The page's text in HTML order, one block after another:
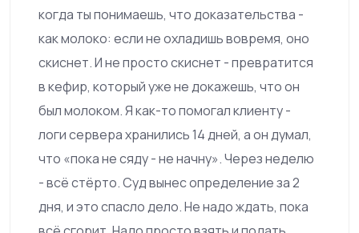
когда ты понимаешь, что доказательства -
как молоко: если не охладишь вовремя, оно
скиснет. И не просто скиснет - превратится
в кефир, который уже не докажешь, что он
был молоком. Я как-то помогал клиенту -
логи сервера хранились 14 дней, а он думал,
что «пока не сяду - не начну». Через неделю
- всё стёрто. Суд вынес определение за 2
дня, и это спасло дело. Не надо ждать, пока